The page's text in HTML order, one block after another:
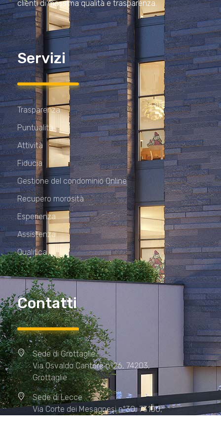
clienti di massima qualità e trasparenza.
Servizi
Trasparenza
Puntualità
Attività
Fiducia
Gestione del condominio Online
Recupero morosità
Esperienza
Assistenza
Qualifica
Contatti
Sede di Grottaglie
Via Osvaldo Cantore n°26, 74203,
Grottaglie
Sede di Lecce
Via Corte dei Mesagnesi n°30, 73100,